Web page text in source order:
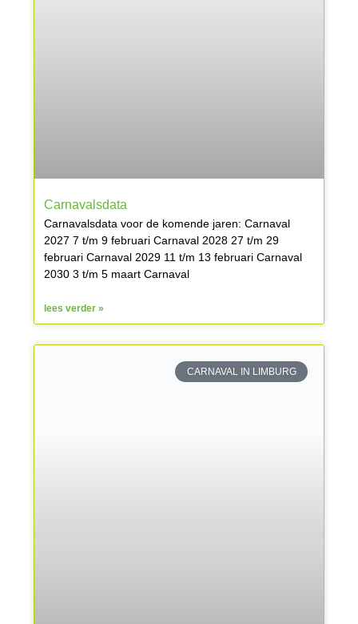
Carnavalsdata
Carnavalsdata voor de komende jaren: Carnaval
2027 7 t/m 9 februari Carnaval 2028 27 t/m 29
februari Carnaval 2029 11 t/m 13 februari Carnaval
2030 3 t/m 5 maart Carnaval
lees verder »
CARNAVAL IN LIMBURG